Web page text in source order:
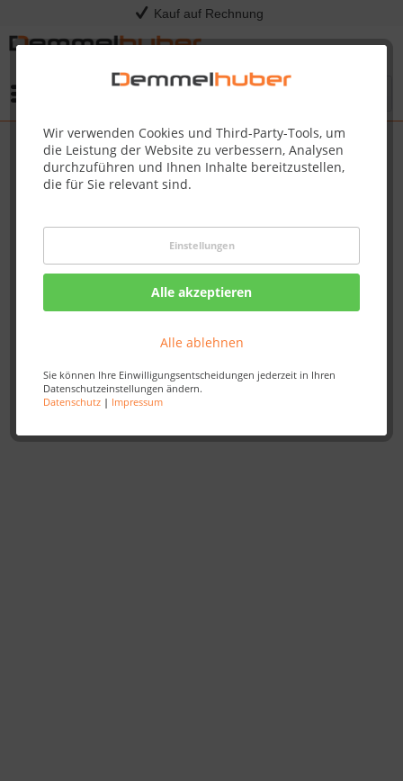
Kauf auf Rechnung
Wir verwenden Cookies und Third-Party-Tools, um
die Leistung der Website zu verbessern, Analysen
durchzuführen und Ihnen Inhalte bereitzustellen,
die für Sie relevant sind.
Einstellungen
Alle akzeptieren
Alle ablehnen
Sie können Ihre Einwilligungsentscheidungen jederzeit in Ihren
Datenschutzeinstellungen ändern.
Datenschutz| Impressum